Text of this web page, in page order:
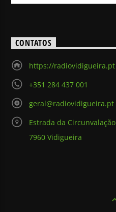
CONTATOS
https://radiovidigueira.pt
+351 284 437 001
geral@radiovidigueira.pt
Estrada da Circunvalação
7960 Vidigueira